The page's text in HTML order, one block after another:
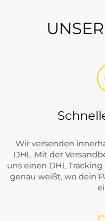
Wir versenden
DHL. Mit der
uns einen DHL
genau weißt, wo dein